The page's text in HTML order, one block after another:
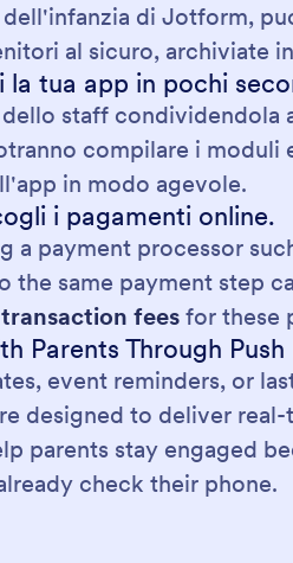
di Jotform,
al sicuro, archiviate
la tua app in pochi
staff condividendola
compilare i
in modo agevole.
i pagamenti online.
payment processor
the same payment step
feesfor these
Parents Through
event reminders, or
designed to deliver
parents stay engaged
check their phone.